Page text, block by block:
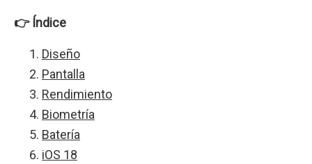
👉 Índice
Diseño
Pantalla
Rendimiento
Biometría
Batería
iOS 18